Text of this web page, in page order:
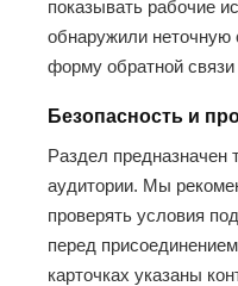
показывать рабочие
обнаружили
форму обратной
Безопасность и
Раздел предназначен
аудитории. Мы
проверять условия
перед
карточках указаны